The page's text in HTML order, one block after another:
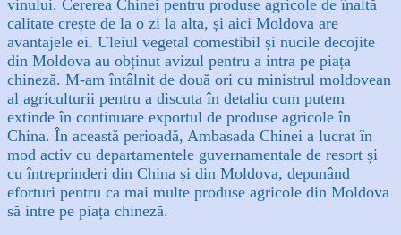
vinului. Cererea Chinei pentru produse agricole de înaltă
calitate crește de la o zi la alta, și aici Moldova are
avantajele ei. Uleiul vegetal comestibil și nucile decojite
din Moldova au obținut avizul pentru a intra pe piața
chineză. M-am întâlnit de două ori cu ministrul moldovean
al agriculturii pentru a discuta în detaliu cum putem
extinde în continuare exportul de produse agricole în
China. În această perioadă, Ambasada Chinei a lucrat în
mod activ cu departamentele guvernamentale de resort și
cu întreprinderi din China și din Moldova, depunând
eforturi pentru ca mai multe produse agricole din Moldova
să intre pe piața chineză.